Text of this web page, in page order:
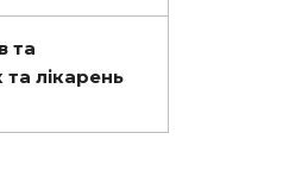
та
лікарень